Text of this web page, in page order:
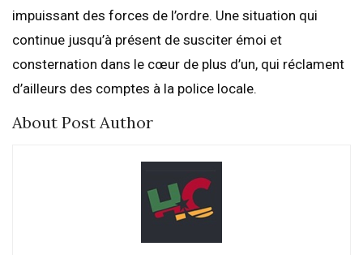
impuissant des forces de l’ordre. Une situation qui
continue jusqu’à présent de susciter émoi et
consternation dans le cœur de plus d’un, qui réclament
d’ailleurs des comptes à la police locale.
About Post Author